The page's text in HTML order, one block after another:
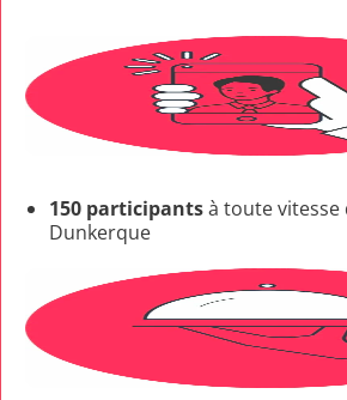
150 participantsà toute vitesse
Dunkerque